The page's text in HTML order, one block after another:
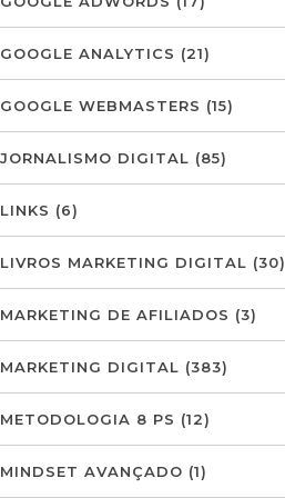
GOOGLE ANALYTICS (21)
GOOGLE WEBMASTERS (15)
JORNALISMO DIGITAL (85)
LINKS (6)
LIVROS MARKETING DIGITAL (30)
MARKETING DE AFILIADOS (3)
MARKETING DIGITAL (383)
METODOLOGIA 8 PS (12)
MINDSET AVANÇADO (1)